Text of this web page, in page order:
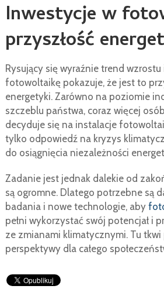
Inwestycje w
przyszłość
Rysujący się wyraźnie trend
fotowoltaikę pokazuje, że jest to
energetyki. Zarówno na poziomie
szczeblu państwa, coraz więcej
decyduje się na instalacje
tylko odpowiedź na kryzys
do osiągnięcia niezależności
Zadanie jest jednak dalekie od
są ogromne. Dlatego potrzebne są
badania i nowe technologie, aby
pełni wykorzystać swój potencjał i
ze zmianami klimatycznymi. Tu tkwi
perspektywy dla całego